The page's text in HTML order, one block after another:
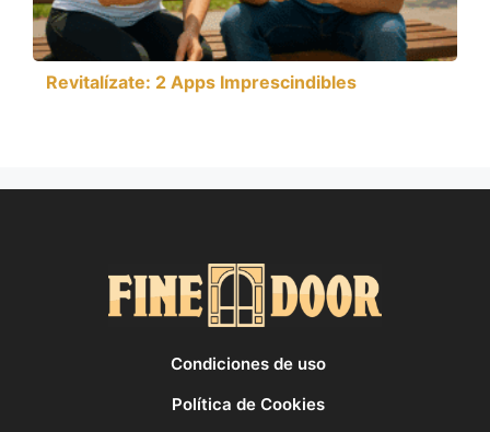
Revitalízate: 2 Apps Imprescindibles
Condiciones de uso
Política de Cookies